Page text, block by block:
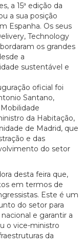
a 15ª edição da
a sua posição
Espanha. Os seus
Technology
os grandes
a
sustentável e
oficial foi
Santano,
da Habitação,
de Madrid, que
e das
do setor
desta feira que,
em termos de
Este é um
do setor para
e garantir a
o vice-ministro
da